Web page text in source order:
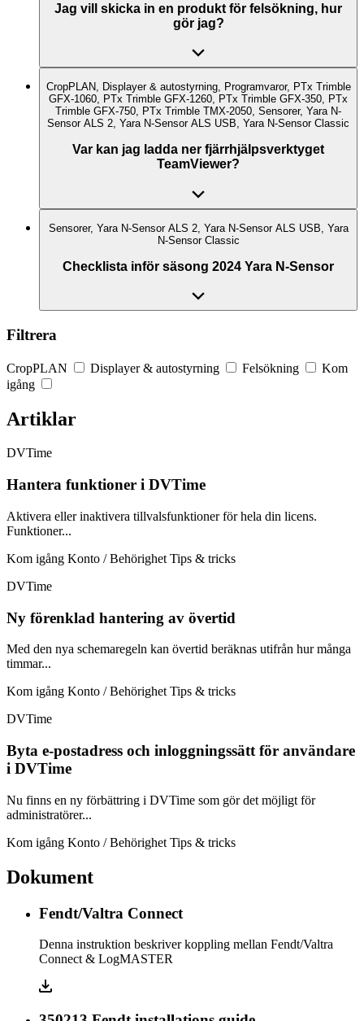
Jag vill skicka in en produkt för felsökning, hur
gör jag?
CropPLAN, Displayer & autostyrning, Programvaror, PTx Trimble
GFX-1060, PTx Trimble GFX-1260, PTx Trimble GFX-350, PTx
Trimble GFX-750, PTx Trimble TMX-2050, Sensorer, Yara N-
Sensor ALS 2, Yara N-Sensor ALS USB, Yara N-Sensor Classic
Var kan jag ladda ner fjärrhjälpsverktyget
TeamViewer?
Sensorer, Yara N-Sensor ALS 2, Yara N-Sensor ALS USB, Yara
N-Sensor Classic
Checklista inför säsong 2024 Yara N-Sensor
Filtrera
CropPLAN Displayer & autostyrning Felsökning
Kom
igång
Artiklar
DVTime
Hantera funktioner i DVTime
Aktivera eller inaktivera tillvalsfunktioner för hela din licens.
Funktioner...
Kom igång Konto / Behörighet Tips & tricks
DVTime
Ny förenklad hantering av övertid
Med den nya schemaregeln kan övertid beräknas utifrån hur många
timmar...
Kom igång Konto / Behörighet Tips & tricks
DVTime
Byta e-postadress och inloggningssätt för användare
i DVTime
Nu finns en ny förbättring i DVTime som gör det möjligt för
administratörer...
Kom igång Konto / Behörighet Tips & tricks
Dokument
Fendt/Valtra Connect
Denna instruktion beskriver koppling mellan Fendt/Valtra
Connect & LogMASTER